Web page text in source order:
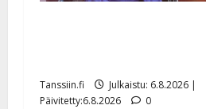
Tanssiin.fi
Julkaistu: 6.8.2026 |
Päivitetty:6.8.2026
0